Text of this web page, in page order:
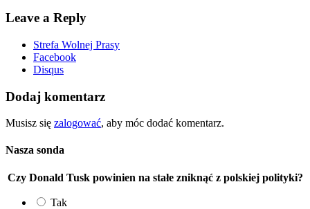
Leave a Reply
Strefa Wolnej Prasy
Facebook
Disqus
Dodaj komentarz
Musisz się zalogować, aby móc dodać komentarz.
Nasza sonda
Czy Donald Tusk powinien na stałe zniknąć z polskiej polityki?
Tak